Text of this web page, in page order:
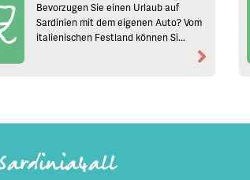
Bevorzugen Sie einen Urlaub auf
Sardinien mit dem eigenen Auto? Vom
italienischen Festland können Si...